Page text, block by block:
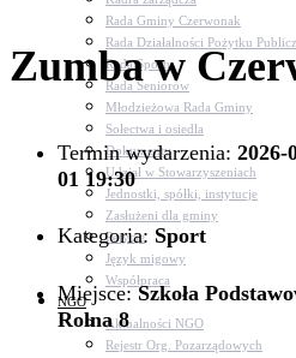
Rada Gminy Czerwonak
Rada Działalności Pożytku
Rada Sportu
Rada Seniorów
Młodzieżowa Rada Gminy
Sołectwa i osiedla
Dokumenty
Udział w Stowarzyszeniach
Jednostki, spółki, instytucje
Zasłużeni dla gminy
Petycje
Język migowy
Współpraca
NGO
Aktualności NGO
Rejestr Org. Pozarządowych
Zumba w
Termin wydarzenia: 2026-
01 19:30
Kategoria: Sport
Miejsce:Szkoła
Rolna 8